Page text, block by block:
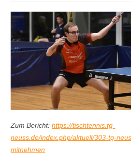
Zum Bericht:https://tischtennis.tg-
neuss.de/index.php/aktuell/303-tg-
mitnehmen